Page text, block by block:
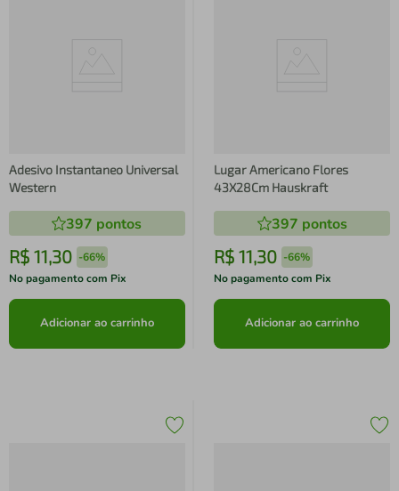
Adesivo Instantaneo Universal
Western
397 pontos
R$ 11,30 -66%
No pagamento com Pix
Adicionar ao carrinho
Lugar Americano Flores
43X28Cm Hauskraft
397 pontos
R$ 11,30 -66%
No pagamento com Pix
Adicionar ao carrinho